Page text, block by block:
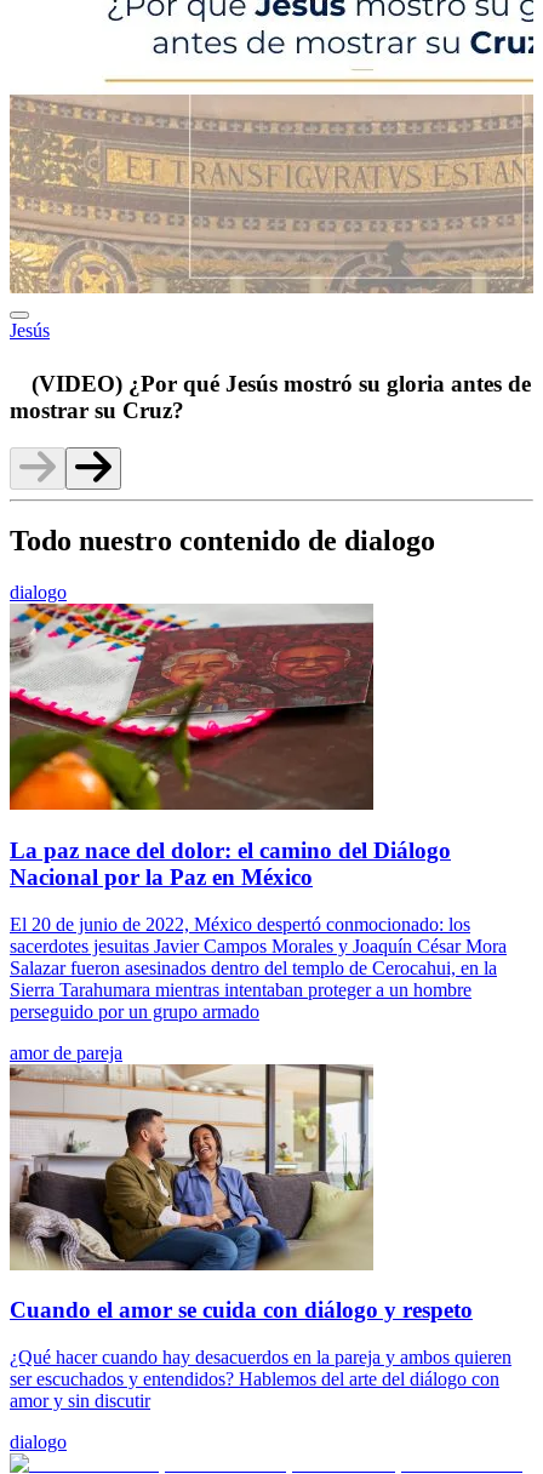
Jesús
(VIDEO) ¿Por qué Jesús mostró su gloria antes de
mostrar su Cruz?
Todo nuestro contenido de dialogo
dialogo
La paz nace del dolor: el camino del Diálogo
Nacional por la Paz en México
El 20 de junio de 2022, México despertó conmocionado: los
sacerdotes jesuitas Javier Campos Morales y Joaquín César Mora
Salazar fueron asesinados dentro del templo de Cerocahui, en la
Sierra Tarahumara mientras intentaban proteger a un hombre
perseguido por un grupo armado
amor de pareja
Cuando el amor se cuida con diálogo y respeto
¿Qué hacer cuando hay desacuerdos en la pareja y ambos quieren
ser escuchados y entendidos? Hablemos del arte del diálogo con
amor y sin discutir
dialogo